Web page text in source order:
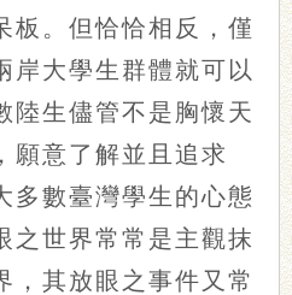
板。但恰恰相反，僅
岸大學生群體就可以
陸生儘管不是胸懷天
願意了解並且追求
多數臺灣學生的心態
之世界常常是主觀抹
，其放眼之事件又常